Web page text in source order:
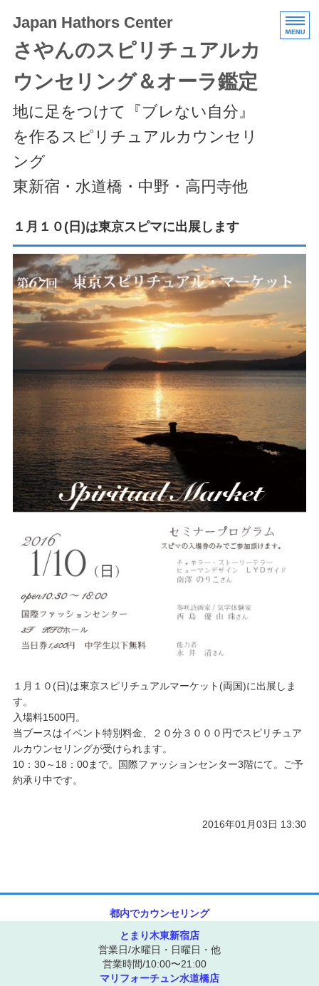
Japan Hathors Center
さやんのスピリチュアルカ
ウンセリング＆オーラ鑑定
地に足をつけて『ブレない自分』
を作るスピリチュアルカウンセリ
ング
東新宿・水道橋・中野・高円寺他
HOME
メニュー/料金
エキスパートクラス
スケジュール/アクセス
ご予約/お問い合わせ
１月１０(日)は東京スピマに出展します
１月１０(日)は東京スピリチュアルマーケット(両国)に出展しま
す。
入場料1500円。
当ブースはイベント特別料金、２０分３０００円でスピリチュア
ルカウンセリングが受けられます。
10：30～18：00まで。国際ファッションセンター3階にて。ご予
約承り中です。
2016年01月03日 13:30
都内でカウンセリング
とまり木東新宿店
営業日/水曜日・日曜日・他
営業時間/10:00〜21:00
マリフォーチュン水道橋店